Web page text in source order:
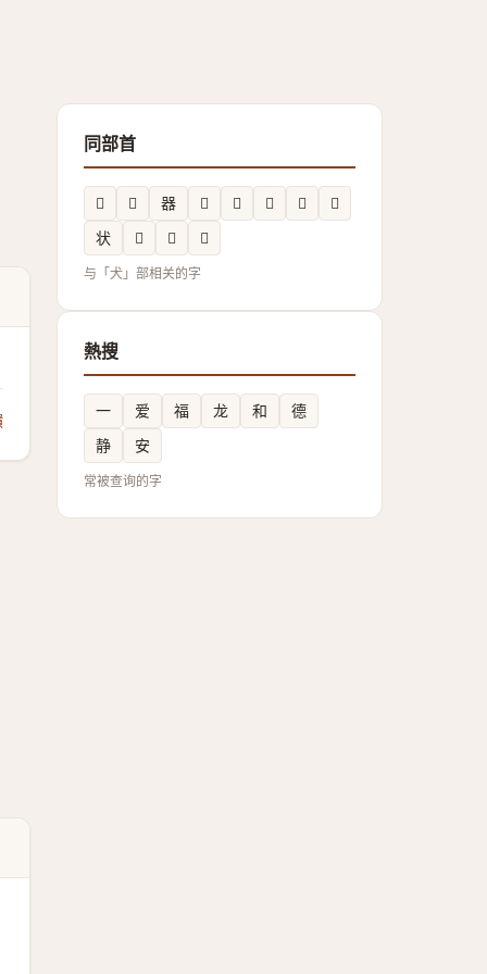
同部首
𤝡 𱮂 器 𭸄 𱭴 𰡙 𬍋
𭸯
状
𲮩 𲮽 𰡅
与「犬」部相关的字
熱搜
一 爱 福 龙 和
德
静
安
常被查询的字